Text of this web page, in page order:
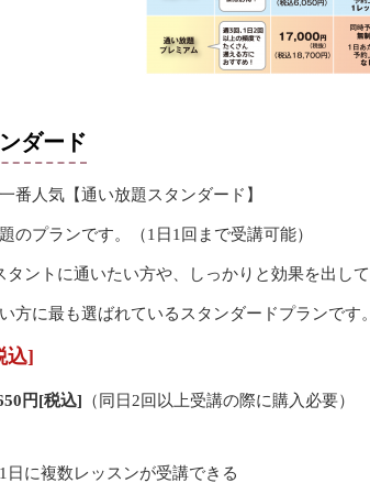
ダード
番人気【通い放題スタンダード】
のプランです。（1日1回まで受講可能）
タントに通いたい方や、しっかりと効果を出して
方に最も選ばれているスタンダードプランです。
込]
円[税込] （同日2回以上受講の際に購入必要）
日に複数レッスンが受講できる